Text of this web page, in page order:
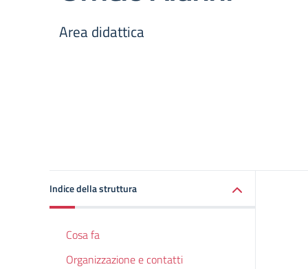
Area didattica
Indice della struttura
Cosa fa
Organizzazione e contatti